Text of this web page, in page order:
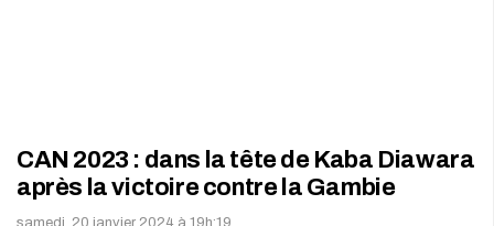
CAN 2023 : dans la tête de Kaba Diawara
après la victoire contre la Gambie